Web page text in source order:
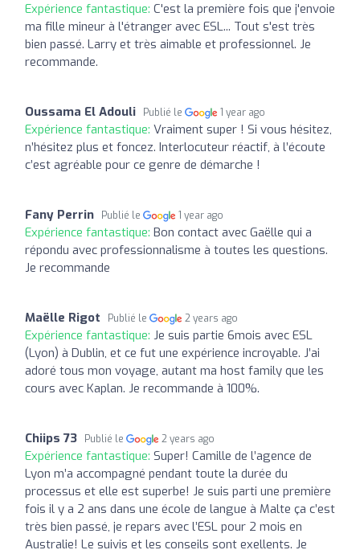
Expérience fantastique: C'est la première fois que j'envoie
ma fille mineur à l'étranger avec ESL... Tout s'est très
bien passé. Larry et très aimable et professionnel. Je
recommande.
Oussama El Adouli Publié le 1 year ago
Expérience fantastique: Vraiment super ! Si vous hésitez,
n’hésitez plus et foncez. Interlocuteur réactif, à l’écoute
c’est agréable pour ce genre de démarche !
Fany Perrin Publié le 1 year ago
Expérience fantastique: Bon contact avec Gaëlle qui a
répondu avec professionnalisme à toutes les questions.
Je recommande
Maëlle Rigot Publié le 2 years ago
Expérience fantastique: Je suis partie 6mois avec ESL
(Lyon) à Dublin, et ce fut une expérience incroyable. J’ai
adoré tous mon voyage, autant ma host family que les
cours avec Kaplan. Je recommande à 100%.
Chiips 73 Publié le 2 years ago
Expérience fantastique: Super! Camille de l’agence de
Lyon m’a accompagné pendant toute la durée du
processus et elle est superbe! Je suis parti une première
fois il y a 2 ans dans une école de langue à Malte ça c’est
très bien passé, je repars avec l’ESL pour 2 mois en
Australie! Le suivis et les conseils sont exellents. Je